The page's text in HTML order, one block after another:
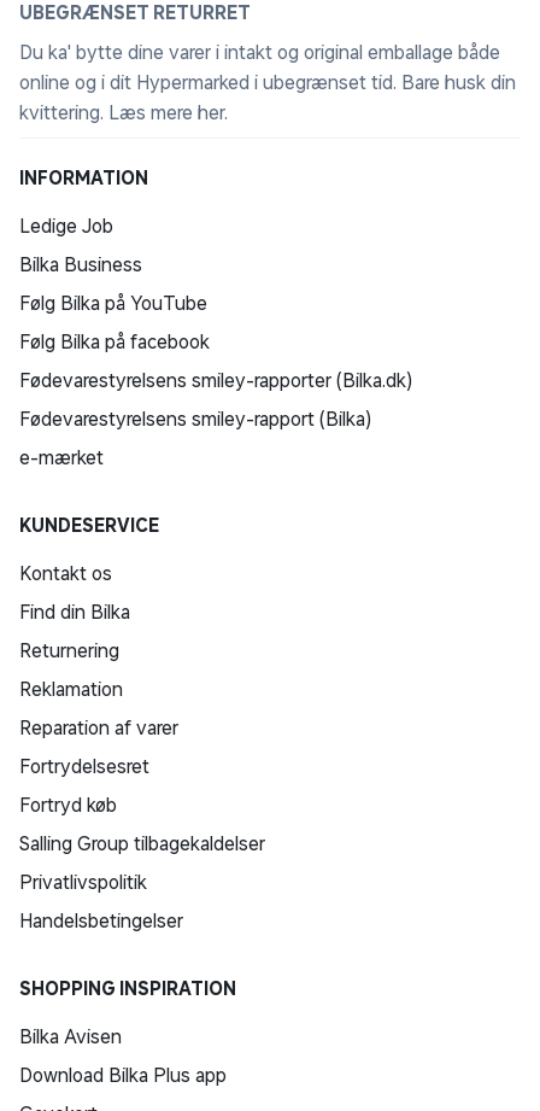
UBEGRÆNSET RETURRET
Du ka' bytte dine varer i intakt og original emballage både
online og i dit Hypermarked i ubegrænset tid. Bare husk din
kvittering. Læs mere her.
INFORMATION
Ledige Job
Bilka Business
Følg Bilka på YouTube
Følg Bilka på facebook
Fødevarestyrelsens smiley-rapporter (Bilka.dk)
Fødevarestyrelsens smiley-rapport (Bilka)
e-mærket
KUNDESERVICE
Kontakt os
Find din Bilka
Returnering
Reklamation
Reparation af varer
Fortrydelsesret
Fortryd køb
Salling Group tilbagekaldelser
Privatlivspolitik
Handelsbetingelser
SHOPPING INSPIRATION
Bilka Avisen
Download Bilka Plus app